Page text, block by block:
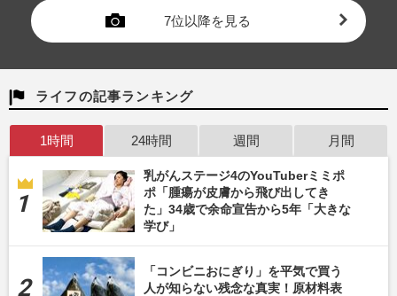
7位以降を見る
ライフの記事ランキング
1時間 24時間 週間 月間
乳がんステージ4のYouTuberミミポ
ポ「腫瘍が皮膚から飛び出してき
た」34歳で余命宣告から5年「大きな
学び」
「コンビニおにぎり」を平気で買う
人が知らない残念な真実！原材料表